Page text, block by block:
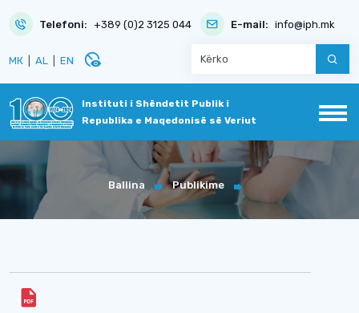
Telefoni: +389 (0)2 3125 044 E-mail: info@iph.mk
МК AL EN disabled_visible
Instituti i Shëndetit Publik i
Republika e Maqedonisë së Veriut
Ballina Publikime